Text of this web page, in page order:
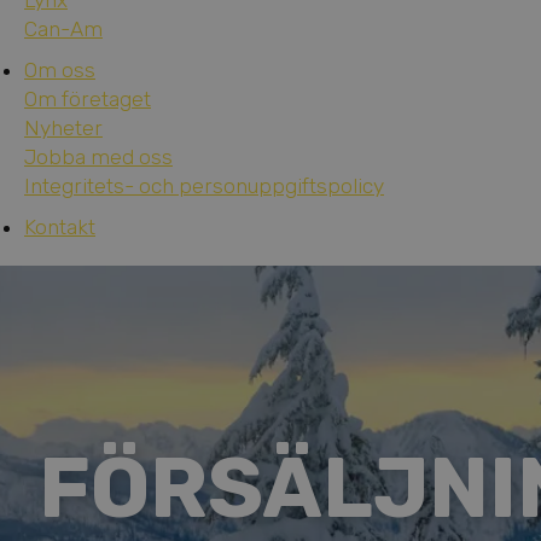
Can-Am
Om oss
Om företaget
Nyheter
Jobba med oss
Integritets- och personuppgiftspolicy
Kontakt